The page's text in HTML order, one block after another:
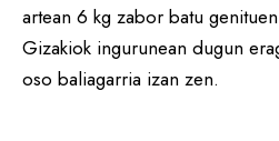
artean 6 kg zabor batu
Gizakiok ingurunean dugun
oso baliagarria izan zen.